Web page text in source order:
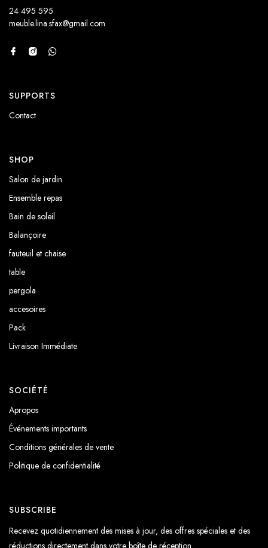
24 495 595
meuble.lina.sfax@gmail.com
SUPPORTS
Contact
SHOP
Salon de jardin
Ensemble repas
Bain de soleil
Balançoire
fauteuil et chaise
table
pergola
accesoires
Pack
Livraison Immédiate
SOCIÉTÉ
Apropos
Événements importants
Conditions générales de vente
Politique de confidentialité
SUBSCRIBE
Recevez quotidiennement des mises à jour, des offres spéciales et des
réductions directement dans votre boîte de réception